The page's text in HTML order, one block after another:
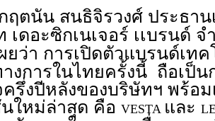
ฤตนัน สนธิจิรวงศ์ ประธา
เดอะซิกเนเจอร์ เเบรนด์
ยว่า การเปิดตัวแบรนด์เท
างการในไทยครั้งนี้ ถือเป็
ครึ่งปีหลังของบริษัทฯ พร้
นใหม่ล่าสุด คือ VESTA และ